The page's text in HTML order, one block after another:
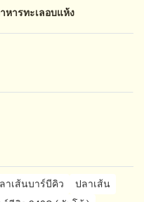
หารทะเลอบแห้ง
าเส้นบาร์บีคิว
ปลาเส้น